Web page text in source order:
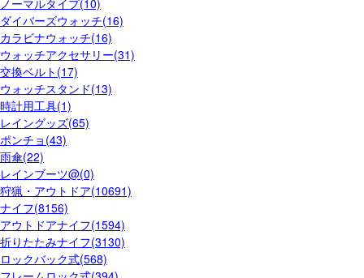
ダイバーズウォッチ(16)
カラビナウォッチ(16)
ウォッチアクセサリー(31)
交換ベルト(17)
ウォッチスタンド(13)
時計用工具(1)
レイングッズ(65)
ポンチョ(43)
雨傘(22)
レインブーツ@(0)
狩猟・アウトドア(10691)
ナイフ(8156)
アウトドアナイフ(1594)
折りたたみナイフ(3130)
ロックバック式(568)